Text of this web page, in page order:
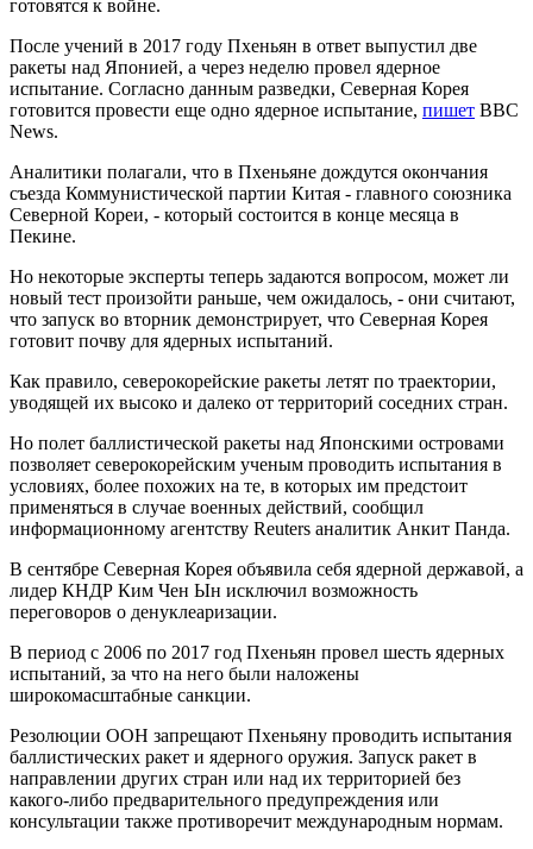
готовятся к войне.
После учений в 2017 году Пхеньян в ответ выпустил две
ракеты над Японией, а через неделю провел ядерное
испытание. Согласно данным разведки, Северная Корея
готовится провести еще одно ядерное испытание, пишет BBC
News.
Аналитики полагали, что в Пхеньяне дождутся окончания
съезда Коммунистической партии Китая - главного союзника
Северной Кореи, - который состоится в конце месяца в
Пекине.
Но некоторые эксперты теперь задаются вопросом, может ли
новый тест произойти раньше, чем ожидалось, - они считают,
что запуск во вторник демонстрирует, что Северная Корея
готовит почву для ядерных испытаний.
Как правило, северокорейские ракеты летят по траектории,
уводящей их высоко и далеко от территорий соседних стран.
Но полет баллистической ракеты над Японскими островами
позволяет северокорейским ученым проводить испытания в
условиях, более похожих на те, в которых им предстоит
применяться в случае военных действий, сообщил
информационному агентству Reuters аналитик Анкит Панда.
В сентябре Северная Корея объявила себя ядерной державой, а
лидер КНДР Ким Чен Ын исключил возможность
переговоров о денуклеаризации.
В период с 2006 по 2017 год Пхеньян провел шесть ядерных
испытаний, за что на него были наложены
широкомасштабные санкции.
Резолюции ООН запрещают Пхеньяну проводить испытания
баллистических ракет и ядерного оружия. Запуск ракет в
направлении других стран или над их территорией без
какого-либо предварительного предупреждения или
консультации также противоречит международным нормам.